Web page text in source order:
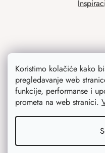
Koristimo kolačiće kako
pregledavanje web
funkcije, performanse i
prometa na web stranici.
Ono što
Originalni